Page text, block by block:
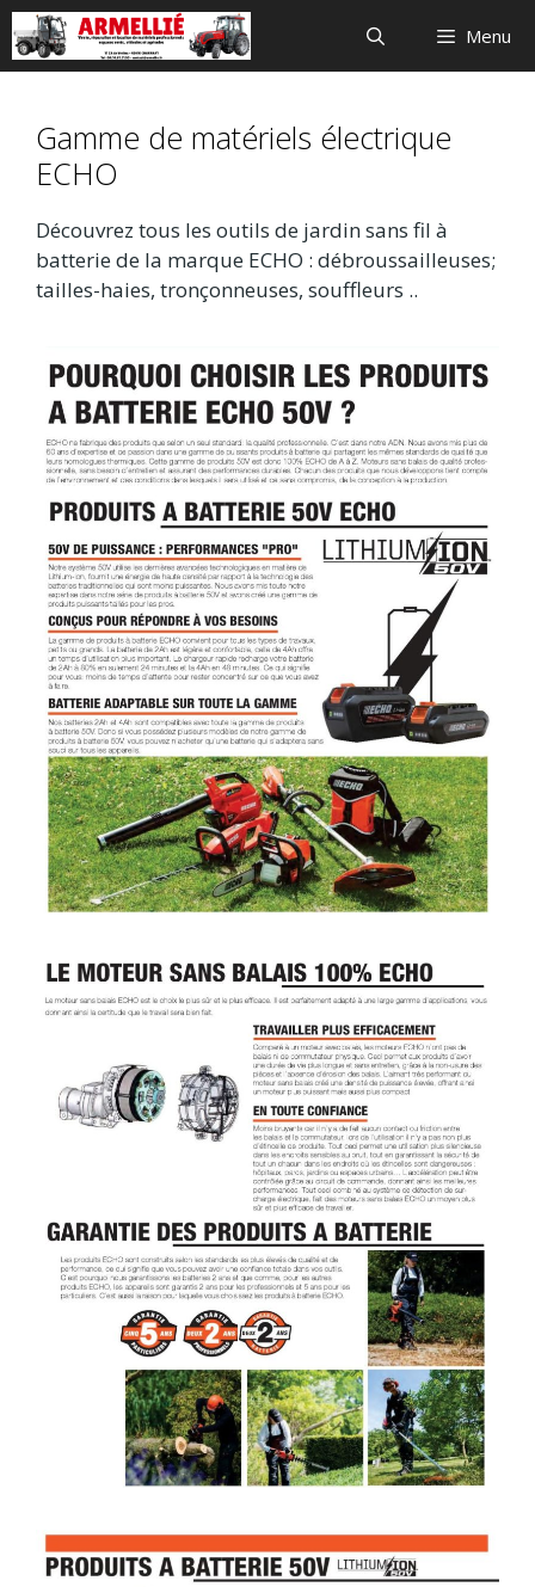
Aller
au
contenu
Menu
Gamme de matériels électrique
ECHO
Découvrez tous les outils de jardin sans fil à
batterie de la marque ECHO : débroussailleuses;
tailles-haies, tronçonneuses, souffleurs ..